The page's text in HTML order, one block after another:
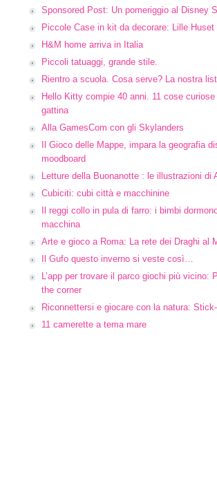
Sponsored Post: Un pomeriggio al Disney
Piccole Case in kit da decorare: Lille Huset
H&M home arriva in Italia
Piccoli tatuaggi, grande stile.
Rientro a scuola. Cosa serve? La nostra
Hello Kitty compie 40 anni. 11 cose
gattina
Alla GamesCom con gli Skylanders
Il Gioco delle Mappe, impara la geografia
moodboard
Letture della Buonanotte : le illustrazioni di
Cubiciti: cubi città e macchinine
Il reggi collo in pula di farro: i bimbi
macchina
Arte e gioco a Roma: La rete dei Draghi al
Il Gufo questo inverno si veste così…
L’app per trovare il parco giochi più vicino:
the corner
Riconnettersi e giocare con la natura:
11 camerette a tema mare